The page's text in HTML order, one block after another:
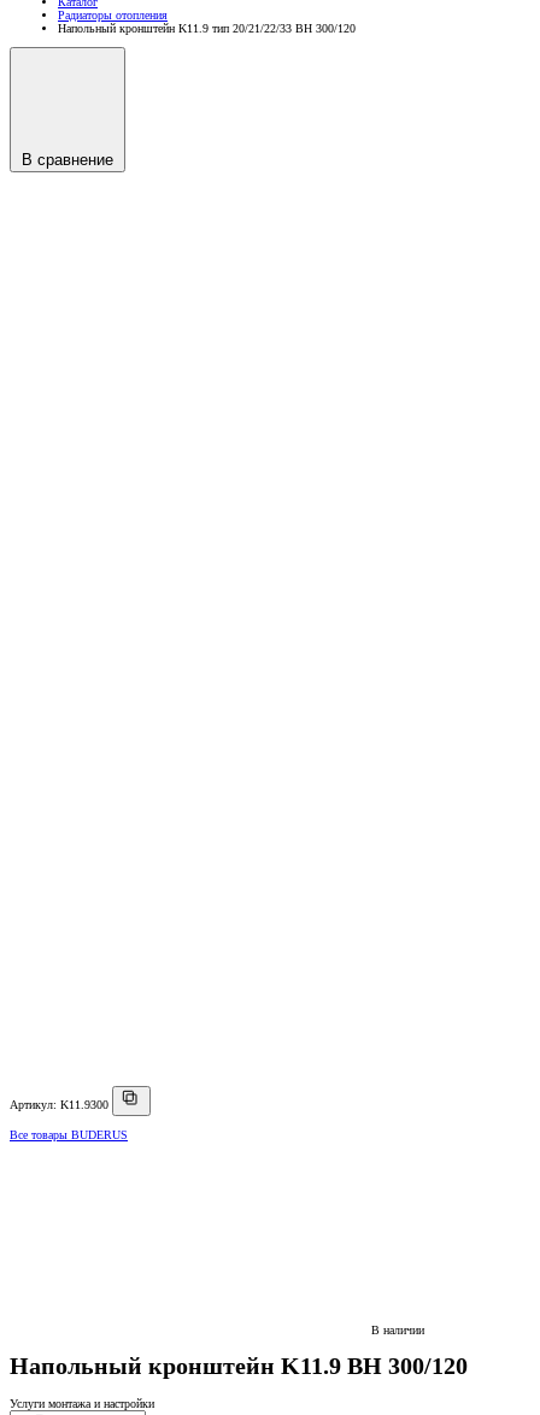
Радиаторы отопления
Напольный кронштейн K11.9 тип 20/21/22/33 BH 300/120
В сравнение
Артикул: K11.9300
Все товары BUDERUS
В наличии
Напольный кронштейн K11.9 BH 300/120
Услуги монтажа и настройки